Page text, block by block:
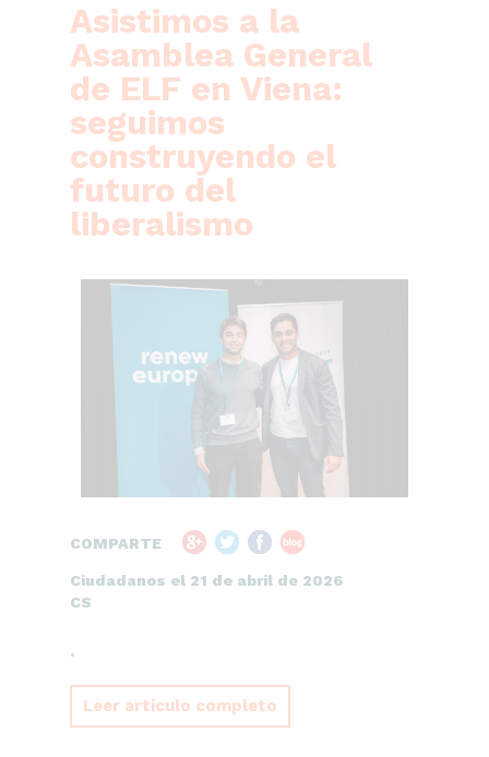
Asistimos a la
Asamblea General
de ELF en Viena:
seguimos
construyendo el
futuro del
liberalismo
COMPARTE
Ciudadanos el 21 de abril de 2026
CS
.
Leer artículo completo